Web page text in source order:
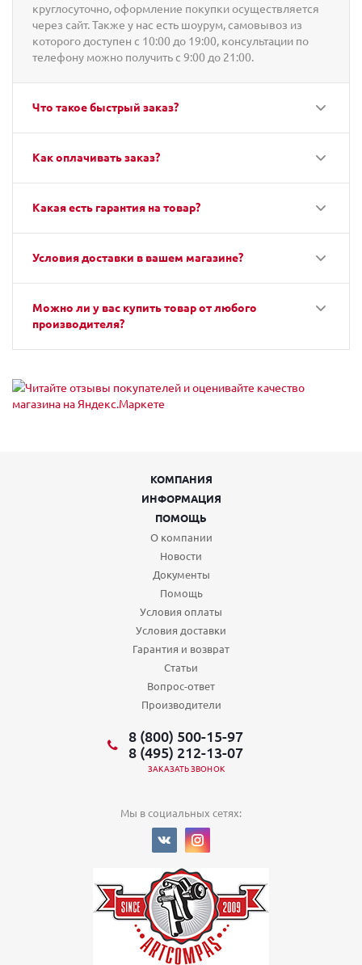
круглосуточно, оформление покупки осуществляется
через сайт. Также у нас есть шоурум, самовывоз из
которого доступен с 10:00 до 19:00, консультации по
телефону можно получить с 9:00 до 21:00.
Что такое быстрый заказ?
Как оплачивать заказ?
Какая есть гарантия на товар?
Условия доставки в вашем магазине?
Можно ли у вас купить товар от любого
производителя?
КОМПАНИЯ
ИНФОРМАЦИЯ
ПОМОЩЬ
О компании
Новости
Документы
Помощь
Условия оплаты
Условия доставки
Гарантия и возврат
Статьи
Вопрос-ответ
Производители
8 (800) 500-15-97
8 (495) 212-13-07
ЗАКАЗАТЬ ЗВОНОК
Мы в социальных сетях: